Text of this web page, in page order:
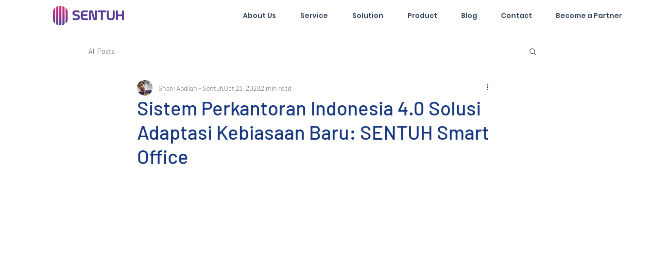
About Us Service Solution Product Blog Contact Become a Partner
All Posts
Sistem Perkantoran Indonesia 4.0 Solusi
Adaptasi Kebiasaan Baru: SENTUH Smart
Office
Ghani Abdilah - SentuhOct 23, 20202 min read